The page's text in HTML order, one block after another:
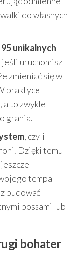
do własnych
95 unikalnych
jeśli uruchomisz
zmieniać się w
praktyce
a to zwykle
grania.
, czyli
Dzięki temu
tempa
budować
bossami lub
bohater